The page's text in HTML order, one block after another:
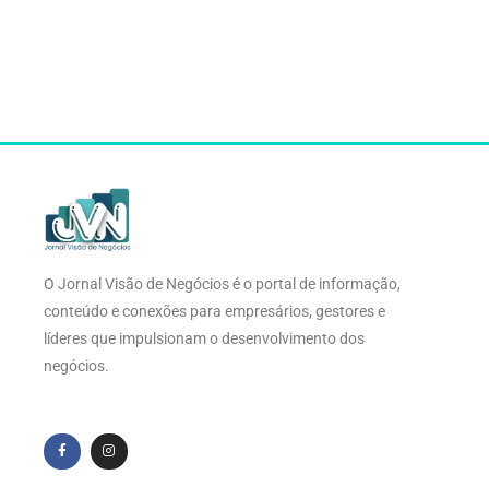
O Jornal Visão de Negócios é o portal de informação,
conteúdo e conexões para empresários, gestores e
líderes que impulsionam o desenvolvimento dos
negócios.